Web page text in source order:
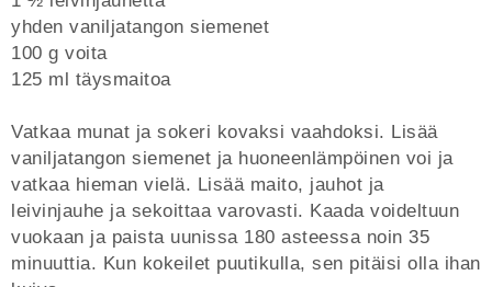
yhden vaniljatangon siemenet
100 g voita
125 ml täysmaitoa
Vatkaa munat ja sokeri kovaksi vaahdoksi. Lisää
vaniljatangon siemenet ja huoneenlämpöinen voi ja
vatkaa hieman vielä. Lisää maito, jauhot ja
leivinjauhe ja sekoittaa varovasti. Kaada voideltuun
vuokaan ja paista uunissa 180 asteessa noin 35
minuuttia. Kun kokeilet puutikulla, sen pitäisi olla ihan